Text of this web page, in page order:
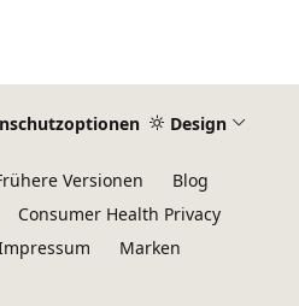
Design
Versionen
Blog
Consumer Health Privacy
Marken